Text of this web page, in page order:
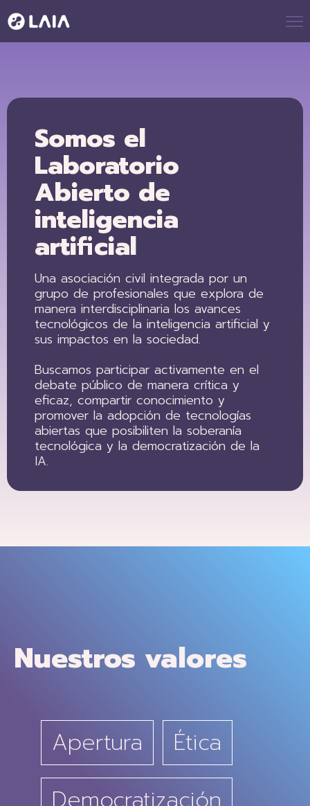
Somos el
Laboratorio
Abierto de
inteligencia
artificial
Una asociación civil integrada por un
grupo de profesionales que explora de
manera interdisciplinaria los avances
tecnológicos de la inteligencia artificial y
sus impactos en la sociedad.
Buscamos participar activamente en el
debate público de manera crítica y
eficaz, compartir conocimiento y
promover la adopción de tecnologías
abiertas que posibiliten la soberanía
tecnológica y la democratización de la
IA.
Nuestros valores
Apertura
Ética